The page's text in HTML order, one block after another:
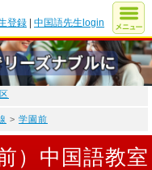
登録 |中国語先生login
> 学園前
）中国語教室